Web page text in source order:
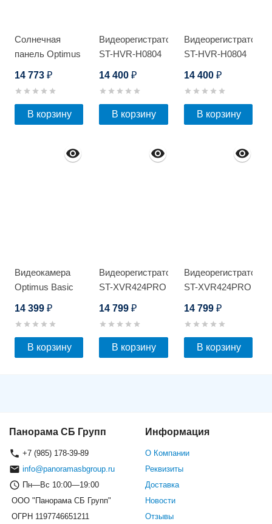
Солнечная
панель Optimus
14 773 ₽
В корзину
Видеорегистратор
ST-HVR-H0804
14 400₽
В корзину
Видеорегистратор
ST-HVR-H0804
14 400 ₽
В корзину
Видеокамера
Optimus Basic
14 399 ₽
В корзину
Видеорегистратор
ST-XVR424PRO
14 799₽
В корзину
Видеорегистратор
ST-XVR424PRO
14 799 ₽
В корзину
Панорама СБ Групп
+7 (985) 178-39-89
info@panoramasbgroup.ru
Пн—Вс 10:00—19:00
ООО "Панорама СБ Групп"
ОГРН 1197746651211
Информация
О Компании
Реквизиты
Доставка
Новости
Отзывы